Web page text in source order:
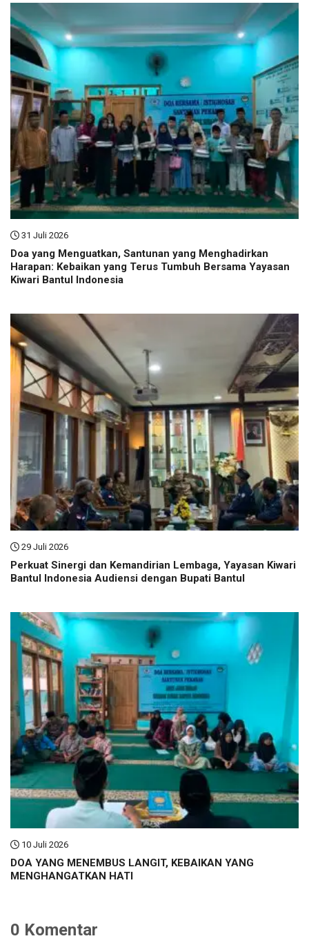
31 Juli 2026
Doa yang Menguatkan, Santunan yang Menghadirkan
Harapan: Kebaikan yang Terus Tumbuh Bersama Yayasan
Kiwari Bantul Indonesia
29 Juli 2026
Perkuat Sinergi dan Kemandirian Lembaga, Yayasan Kiwari
Bantul Indonesia Audiensi dengan Bupati Bantul
10 Juli 2026
DOA YANG MENEMBUS LANGIT, KEBAIKAN YANG
MENGHANGATKAN HATI
0 Komentar